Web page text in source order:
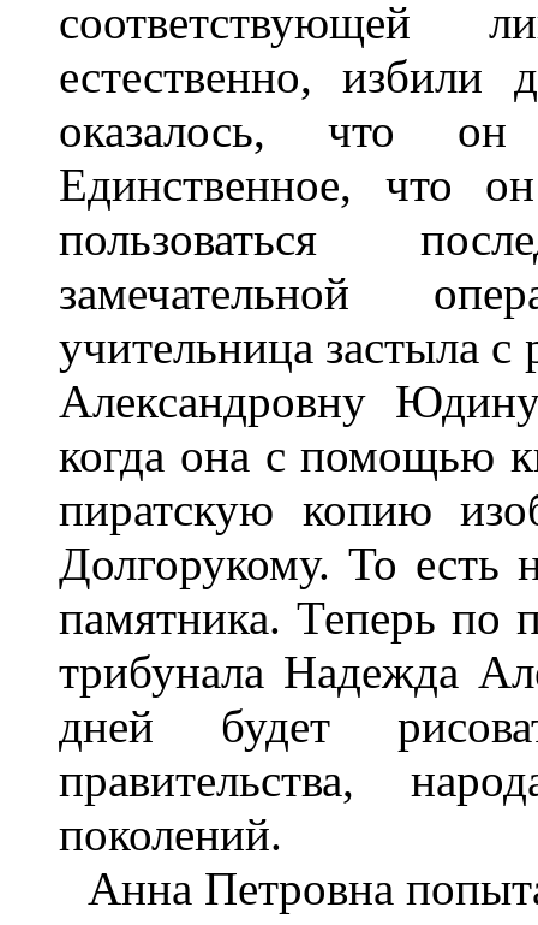
соответствующей
естественно,
оказалось, что
Единственное, что
пользоваться
замечательной
учительница застыла
Александровну
когда она с помощью
пиратскую копию
Долгорукому. То есть
памятника. Теперь по
трибунала Надежда
дней будет
правительства,
поколений.
Анна Петровна